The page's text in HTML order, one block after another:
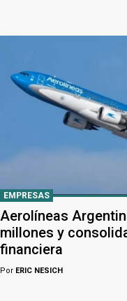
EMPRESAS
Aerolíneas
millones y
financiera
Por ERIC NESICH